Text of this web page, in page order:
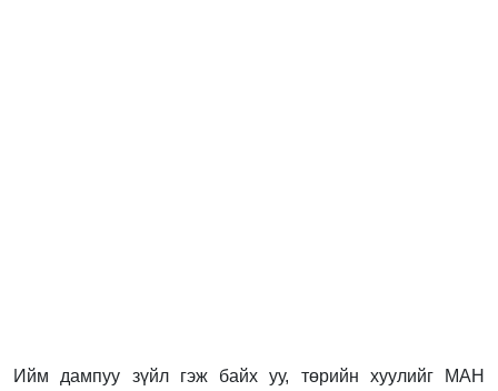
Ийм дампуу зүйл гэж байх уу, төрийн хуулийг МАН